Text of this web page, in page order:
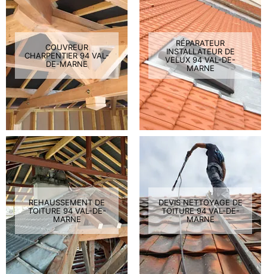
COUVREUR
CHARPENTIER 94 VAL-
DE-MARNE
RÉPARATEUR
INSTALLATEUR DE
VELUX 94 VAL-DE-
MARNE
REHAUSSEMENT DE
TOITURE 94 VAL-DE-
MARNE
DEVIS NETTOYAGE DE
TOITURE 94 VAL-DE-
MARNE